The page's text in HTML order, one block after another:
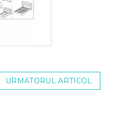
URMĂTORUL ARTICOL